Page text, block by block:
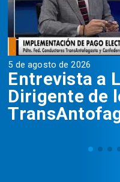
5 de agosto de 2026
Entrevista a
Dirigente de